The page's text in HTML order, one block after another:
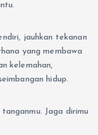
jauhkan tekanan
yang membawa
kelemahan,
hidup.
Jaga dirimu